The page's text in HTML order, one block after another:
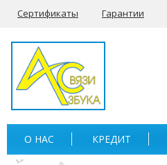
Сертификаты Гарантии
О НАС КРЕДИТ